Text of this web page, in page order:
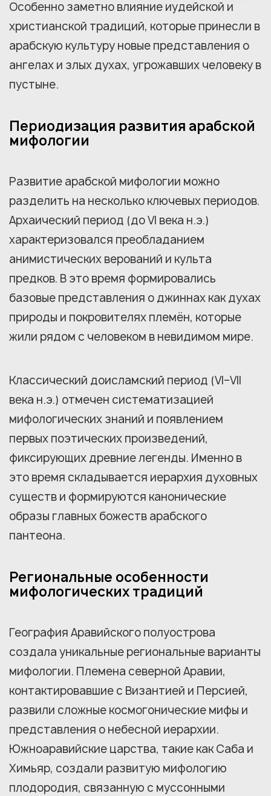
Особенно заметно влияние иудейской и
христианской традиций, которые принесли в
арабскую культуру новые представления о
ангелах и злых духах, угрожавших человеку в
пустыне.
Периодизация развития арабской
мифологии
Развитие арабской мифологии можно
разделить на несколько ключевых периодов.
Архаический период (до VI века н.э.)
характеризовался преобладанием
анимистических верований и культа
предков. В это время формировались
базовые представления о джиннах как духах
природы и покровителях племён, которые
жили рядом с человеком в невидимом мире.
Классический доисламский период (VI–VII
века н.э.) отмечен систематизацией
мифологических знаний и появлением
первых поэтических произведений,
фиксирующих древние легенды. Именно в
это время складывается иерархия духовных
существ и формируются канонические
образы главных божеств арабского
пантеона.
Региональные особенности
мифологических традиций
География Аравийского полуострова
создала уникальные региональные варианты
мифологии. Племена северной Аравии,
контактировавшие с Византией и Персией,
развили сложные космогонические мифы и
представления о небесной иерархии.
Южноаравийские царства, такие как Саба и
Химьяр, создали развитую мифологию
плодородия, связанную с муссонными